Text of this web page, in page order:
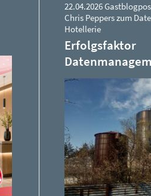
22.04.2026
Chris Peppers zum
Hotellerie
Erfolgsfaktor